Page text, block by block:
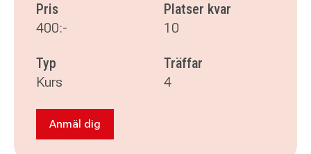
Pris
400:-
Platser kvar
10
Typ
Kurs
Träffar
4
Anmäl dig till Värmländskan och dess
Anmäl dig